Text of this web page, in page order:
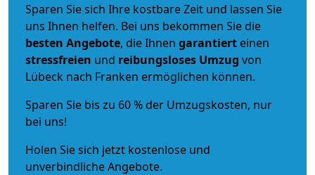
Sparen Sie sich Ihre kostbare Zeit und lassen Sie
uns Ihnen helfen. Bei uns bekommen Sie die
besten Angebote, die Ihnen garantiert einen
stressfreien und reibungsloses Umzug von
Lübeck nach Franken ermöglichen können.
Sparen Sie bis zu 60 % der Umzugskosten, nur
bei uns!
Holen Sie sich jetzt kostenlose und
unverbindliche Angebote.